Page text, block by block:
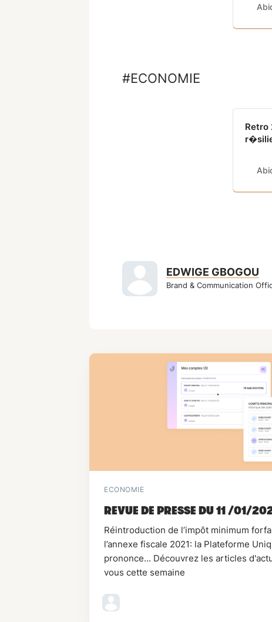
#ECONOMIE
EDWIGE GBOGOU
Brand & Communication
ECONOMIE
REVUE DE PRESSE DU 11 /01/
Réintroduction de l’impôt minimum
l’annexe fiscale 2021: la Plateforme
prononce... Découvrez les articles
vous cette semaine